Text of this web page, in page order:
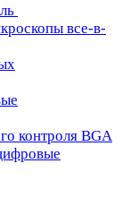
все-в-
контроля BGA